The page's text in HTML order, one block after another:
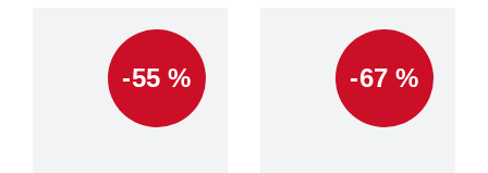
-55 % -67 %